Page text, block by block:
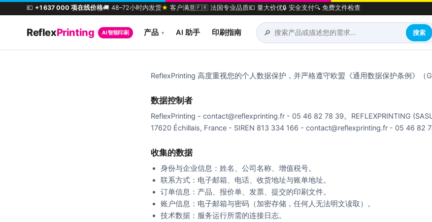
💶 +1 637 000 项在线价格🚚 48–72小时内发货★ 客户满意🇫🇷 法国专业品质💶 量大价优🔒 安全支付🔍 免费文件检查
ReflexPrinting AI 智能印刷 产品 ▾ AI 助手 印刷指南 🔎 搜索
ReflexPrinting 高度重视您的个人数据保护，并严格遵守欧盟《通用数据保护条例》（
数据控制者
ReflexPrinting - contact@reflexprinting.fr - 05 46 82 78 39。REFLEXPRINTING
17620 Échillais, France - SIREN 813 334 166 - contact@reflexprinting.fr - 05 46 82
收集的数据
身份与企业信息：姓名、公司名称、增值税号。
联系方式：电子邮箱、电话、收货地址与账单地址。
订单信息：产品、报价单、发票、提交的印刷文件。
账户信息：电子邮箱与密码（加密存储，任何人无法明文读取）。
技术数据：服务运行所需的连接日志。